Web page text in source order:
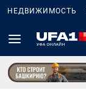
НЕДВИЖИМОСТЬ